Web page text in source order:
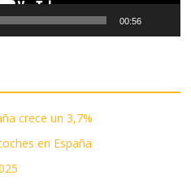
00:56
crece un 3,7%
en España